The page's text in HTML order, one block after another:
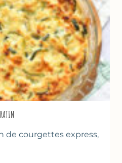
de courgettes express,